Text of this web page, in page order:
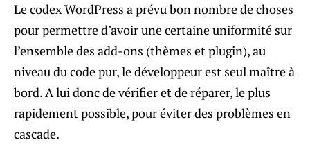
Le codex WordPress a prévu bon nombre de choses
pour permettre d’avoir une certaine uniformité sur
l’ensemble des add-ons (thèmes et plugin), au
niveau du code pur, le développeur est seul maître à
bord. A lui donc de vérifier et de réparer, le plus
rapidement possible, pour éviter des problèmes en
cascade.